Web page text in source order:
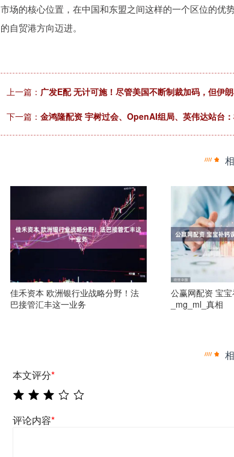
市场的核心位置，在中国和东盟之间这样的一个区位的优
的自贸港方向迈进。
上一篇： 广发E配 无计可施！尽管美国不断制裁加码，但伊
下一篇： 金鸿隆配资 宇树过会、OpenAI组局、英伟达站台
佳禾资本 欧洲银行业战略分野！法
巴接管汇丰这一业务
公赢网配资 宝
_mg_ml_真相
本文评分*
评论内容*